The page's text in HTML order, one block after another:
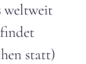
weltweit
statt)